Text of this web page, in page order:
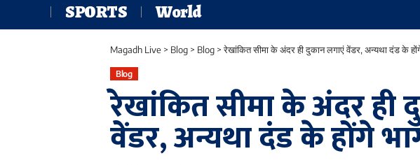
SPORTS
World
Magadh Live > Blog > Blog >रेखांकित सीमा के अंदर ही दुकान लगाएं वेंडर, अन्यथा दंड के
Blog
रेखांकित सीमा के अंदर ही
वेंडर, अन्यथा दंड के होंगे